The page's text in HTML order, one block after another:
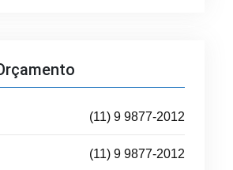
(11) 9 9877-2012
(11) 9 9877-2012